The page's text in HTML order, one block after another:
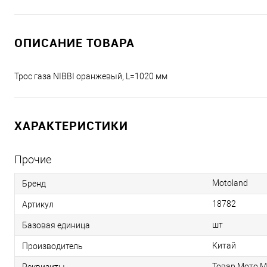
ОПИСАНИЕ ТОВАРА
Трос газа NIBBI оранжевый, L=1020 мм
ХАРАКТЕРИСТИКИ
Прочие
Бренд Motoland
Артикул 18782
Базовая единица шт
Производитель Китай